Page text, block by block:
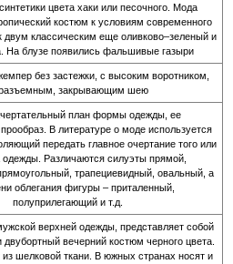
цвета хаки или песочного. Мода
костюм к условиям современного
двум классическим еще оливково–зеленый и
На блузе появились фальшивые газыри
без застежки, с высоким воротником,
закрывающим шею
план формы одежды, ее
В литературе о моде используется
передать главное очертание того или
одежды. Различаются силуэты прямой,
трапециевидный, овальный, а
облегания фигуры – приталенный,
полуприлегающий и т.д.
верхней одежды, представляет собой
вечерний костюм черного цвета.
шелковой ткани. В южных странах носят и